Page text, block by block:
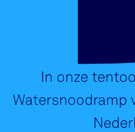
In onze
Watersnoodramp